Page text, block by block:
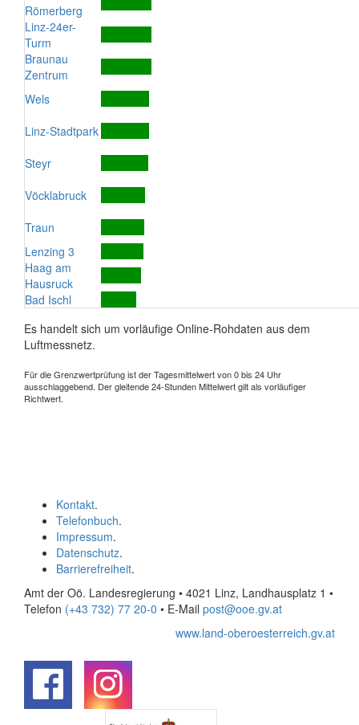
Römerberg
Linz-24er-
Turm
Braunau
Zentrum
Wels
Linz-Stadtpark
Steyr
Vöcklabruck
Traun
Lenzing 3
Haag am
Hausruck
Bad Ischl
Es handelt sich um vorläufige Online-Rohdaten aus dem
Luftmessnetz.
Für die Grenzwertprüfung ist der Tagesmittelwert von 0 bis 24 Uhr
ausschlaggebend. Der gleitende 24-Stunden Mittelwert gilt als vorläufiger
Richtwert.
Kontakt.
Telefonbuch.
Impressum.
Datenschutz.
Barrierefreiheit.
Amt der Oö. Landesregierung • 4021 Linz, Landhausplatz 1 •
Telefon (+43 732) 77 20-0 • E-Mail post@ooe.gv.at
www.land-oberoesterreich.gv.at